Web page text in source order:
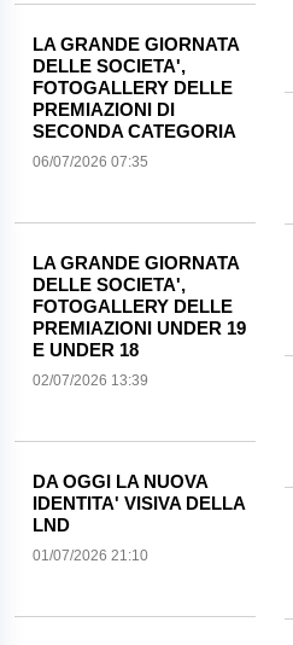
LA GRANDE GIORNATA
DELLE SOCIETA',
FOTOGALLERY DELLE
PREMIAZIONI DI
SECONDA CATEGORIA
06/07/2026 07:35
LA GRANDE GIORNATA
DELLE SOCIETA',
FOTOGALLERY DELLE
PREMIAZIONI UNDER 19
E UNDER 18
02/07/2026 13:39
DA OGGI LA NUOVA
IDENTITA' VISIVA DELLA
LND
01/07/2026 21:10